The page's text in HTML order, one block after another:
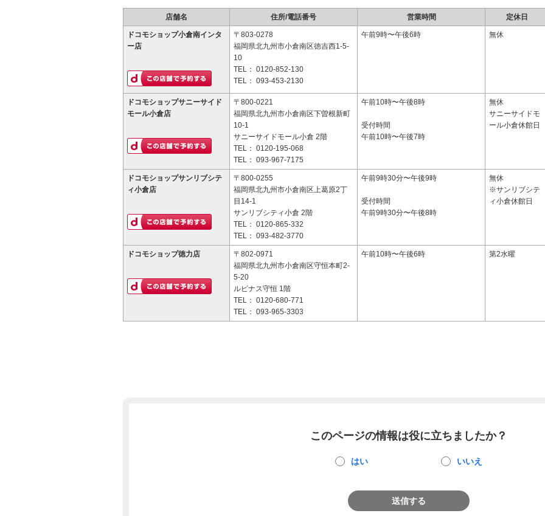
店舗名 住所/電話番号 営業時間 定休日
ドコモショップ小倉南インタ
ー店
〒803-0278
福岡県北九州市小倉南区徳吉西1-5-
10
TEL： 0120-852-130
TEL： 093-453-2130
午前9時〜午後6時 無休
ドコモショップサニーサイド
モール小倉店
〒800-0221
福岡県北九州市小倉南区下曽根新町
10-1
サニーサイドモール小倉 2階
TEL： 0120-195-068
TEL： 093-967-7175
午前10時〜午後8時
受付時間
午前10時〜午後7時
無休
サニーサイドモ
ール小倉休館日
ドコモショップサンリブシテ
ィ小倉店
〒800-0255
福岡県北九州市小倉南区上葛原2丁
目14-1
サンリブシティ小倉 2階
TEL： 0120-865-332
TEL： 093-482-3770
午前9時30分〜午後9時
受付時間
午前9時30分〜午後8時
無休
※サンリブシテ
ィ小倉休館日
ドコモショップ徳力店
〒802-0971
福岡県北九州市小倉南区守恒本町2-
5-20
ルピナス守恒 1階
TEL： 0120-680-771
TEL： 093-965-3303
午前10時〜午後6時 第2水曜
このページの情報は役に立ちましたか？
はい いいえ
送信する